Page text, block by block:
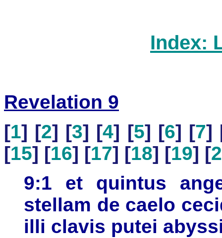
Index:
Revelation 9
[1] [2] [3] [4] [5] [6] [7]
[15] [16] [17] [18] [19] [
9:1 et quintus
stellam de caelo
illi clavis putei